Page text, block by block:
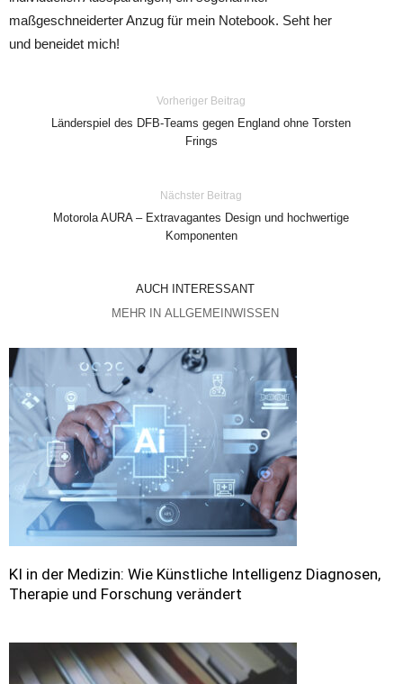
maßgeschneiderter Anzug für mein Notebook. Seht her
und beneidet mich!
Vorheriger Beitrag
Länderspiel des DFB-Teams gegen England ohne Torsten
Frings
Nächster Beitrag
Motorola AURA – Extravagantes Design und hochwertige
Komponenten
AUCH INTERESSANT
MEHR IN ALLGEMEINWISSEN
KI in der Medizin: Wie Künstliche Intelligenz Diagnosen,
Therapie und Forschung verändert